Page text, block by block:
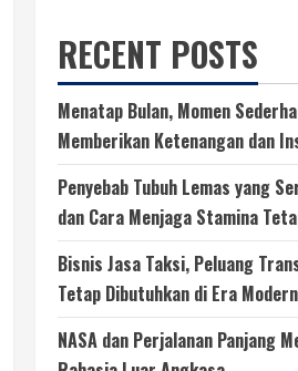
RECENT POSTS
Menatap Bulan, Momen
Memberikan Ketenangan dan
Penyebab Tubuh Lemas yang
dan Cara Menjaga Stamina
Bisnis Jasa Taksi, Peluang
Tetap Dibutuhkan di Era Modern
NASA dan Perjalanan Panjang